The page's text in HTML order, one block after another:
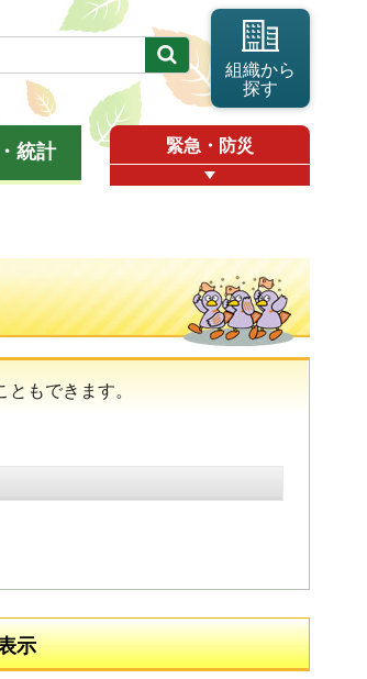
組織から
探す
統計 緊急・防災
もできます。
示